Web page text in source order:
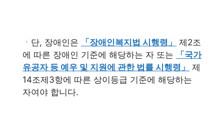
ㆍ단, 장애인은 「장애인복지법 시행령」
제2조
에 따른 장애인 기준에 해당하는 자 또는
「국가
유공자 등 예우 및 지원에 관한 법률 시행령」
제
14조제3항에 따른 상이등급 기준에 해당하는
자여야 합니다.